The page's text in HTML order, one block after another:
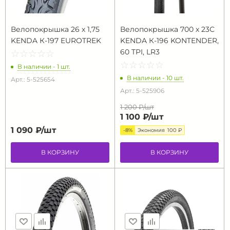
Велопокрышка 26 х 1,75
KENDA К-197 EUROTREK
☆ ☆ ☆ ☆ ☆
★ ★ ★ ★ ★
В наличии - 1 шт.
Арт.: 5-525654
1 090 ₽/шт
В КОРЗИНУ
Велопокрышка 700 х 23С
KENDA К-196 KONTENDER,
60 TPI, LR3
☆ ☆ ☆ ☆ ☆
★ ★ ★ ★ ★
В наличии - 10 шт.
Арт.: 5-525906
1 200 ₽/шт
1 100 ₽/шт
-8% Экономия 100 ₽
В КОРЗИНУ